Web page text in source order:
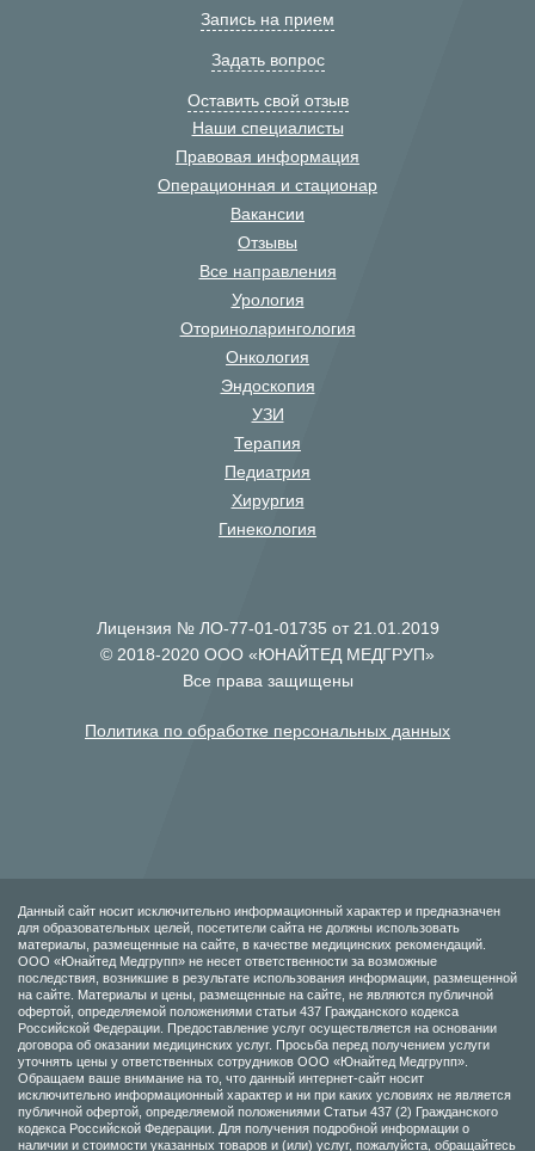
Запись на прием
Задать вопрос
Оставить свой отзыв
Наши специалисты
Правовая информация
Операционная и стационар
Вакансии
Отзывы
Все направления
Урология
Оториноларингология
Онкология
Эндоскопия
УЗИ
Терапия
Педиатрия
Хирургия
Гинекология
Лицензия № ЛО-77-01-01735 от 21.01.2019
© 2018-2020 ООО «ЮНАЙТЕД МЕДГРУП»
Все права защищены
Политика по обработке персональных данных
Данный сайт носит исключительно информационный характер и предназначен
для образовательных целей, посетители сайта не должны использовать
материалы, размещенные на сайте, в качестве медицинских рекомендаций.
ООО «Юнайтед Медгрупп» не несет ответственности за возможные
последствия, возникшие в результате использования информации, размещенной
на сайте. Материалы и цены, размещенные на сайте, не являются публичной
офертой, определяемой положениями статьи 437 Гражданского кодекса
Российской Федерации. Предоставление услуг осуществляется на основании
договора об оказании медицинских услуг. Просьба перед получением услуги
уточнять цены у ответственных сотрудников ООО «Юнайтед Медгрупп».
Обращаем ваше внимание на то, что данный интернет-сайт носит
исключительно информационный характер и ни при каких условиях не является
публичной офертой, определяемой положениями Статьи 437 (2) Гражданского
кодекса Российской Федерации. Для получения подробной информации о
наличии и стоимости указанных товаров и (или) услуг, пожалуйста, обращайтесь